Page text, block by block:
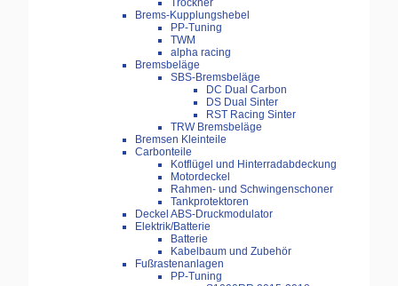
Trockner
Brems-Kupplungshebel
PP-Tuning
TWM
alpha racing
Bremsbeläge
SBS-Bremsbeläge
DC Dual Carbon
DS Dual Sinter
RST Racing Sinter
TRW Bremsbeläge
Bremsen Kleinteile
Carbonteile
Kotflügel und Hinterradabdeckung
Motordeckel
Rahmen- und Schwingenschoner
Tankprotektoren
Deckel ABS-Druckmodulator
Elektrik/Batterie
Batterie
Kabelbaum und Zubehör
Fußrastenanlagen
PP-Tuning